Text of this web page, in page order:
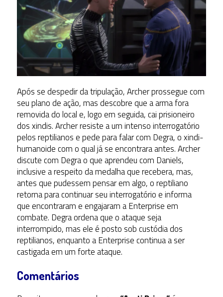
Após se despedir da tripulação, Archer prossegue com
seu plano de ação, mas descobre que a arma fora
removida do local e, logo em seguida, cai prisioneiro
dos xindis. Archer resiste a um intenso interrogatório
pelos reptilianos e pede para falar com Degra, o xindi-
humanoide com o qual já se encontrara antes. Archer
discute com Degra o que aprendeu com Daniels,
inclusive a respeito da medalha que recebera, mas,
antes que pudessem pensar em algo, o reptiliano
retorna para continuar seu interrogatório e informa
que encontraram e engajaram a Enterprise em
combate. Degra ordena que o ataque seja
interrompido, mas ele é posto sob custódia dos
reptilianos, enquanto a Enterprise continua a ser
castigada em um forte ataque.
Comentários